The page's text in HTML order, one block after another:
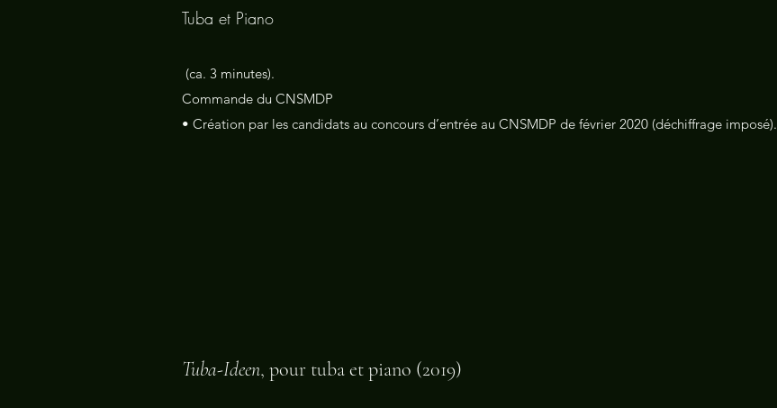
Tuba et Piano
(ca. 3 minutes).
Commande du CNSMDP
• Création par les candidats au concours d’entrée au CNSMDP de février 2020 (déchiffrage imposé).
Tuba-Ideen, pour tuba et piano (2019)